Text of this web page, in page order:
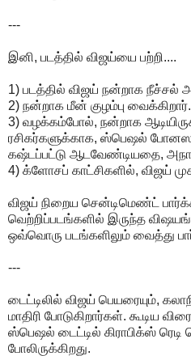
---
இனி, படத்தில் விஜய்யை பற்றி....
1) படத்தில் விஜய் நன்றாக நீச்சல்
2) நன்றாக மீன் குழம்பு வைக்கிறார்.
3) வழக்கம்போல், நன்றாக
ரசிகர்களுக்காக, ஸ்பெஷல்
கஷ்டப்பட்டு ஆடவேண்டியதை,
4) க்ளோசப் காட்சிகளில், விஜய்
விஜய் நிறைய சென்டிமெண்ட்
வெற்றிப்படங்களில் இருந்த
ஒவ்வொரு படங்களிலும் வைத்து
---
டைட்டிலில் விஜய் பெயரையும்,
மாதிரி போடுகிறார்கள். கூடிய
ஸ்பெஷல் டைட்டில் கிராபிக்ஸ் ரெடி
போலிருக்கிறது.